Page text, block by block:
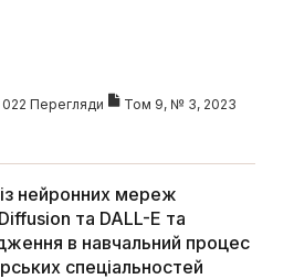
Перегляди Том 9, № 3, 2023
нейронних мереж
та DALL-E та
в навчальний процес
спеціальностей